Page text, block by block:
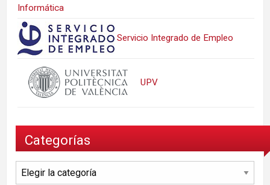
Informática
Servicio Integrado de Empleo
UPV
Categorías
Categorías